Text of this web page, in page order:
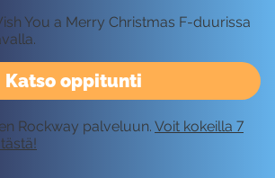
Katso oppitunti
You a Merry Christmas F-duurissa
Rockway palveluun. Voit kokeilla 7